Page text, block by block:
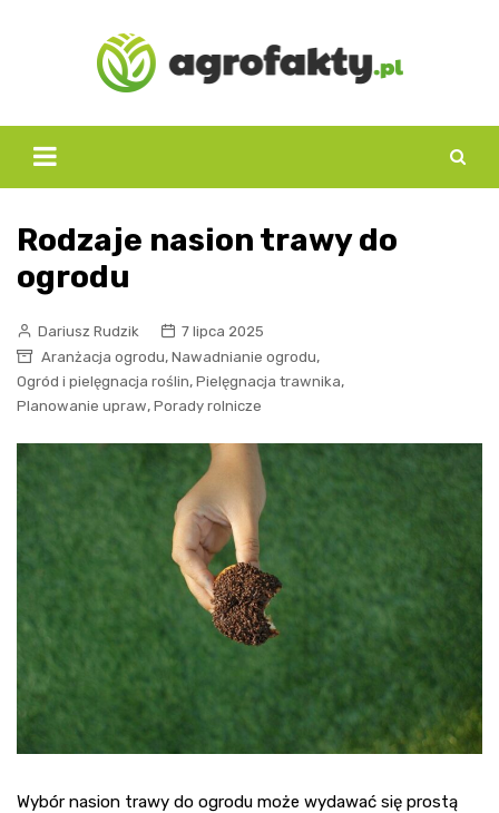
Rodzaje nasion trawy do
ogrodu
Dariusz Rudzik
7 lipca 2025
Aranżacja ogrodu, Nawadnianie ogrodu,
Ogród i pielęgnacja roślin, Pielęgnacja trawnika,
Planowanie upraw, Porady rolnicze
Wybór nasion trawy do ogrodu może wydawać się prostą